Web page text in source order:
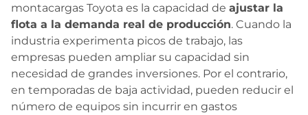
montacargas Toyota es la capacidad de ajustar la
flota a la demanda real de producción. Cuando la
industria experimenta picos de trabajo, las
empresas pueden ampliar su capacidad sin
necesidad de grandes inversiones. Por el contrario,
en temporadas de baja actividad, pueden reducir el
número de equipos sin incurrir en gastos